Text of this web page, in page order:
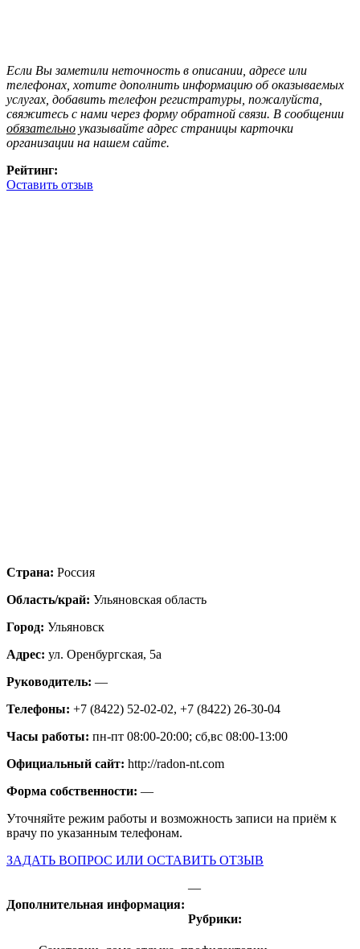
Если Вы заметили неточность в описании, адресе или
телефонах, хотите дополнить информацию об оказываемых
услугах, добавить телефон регистратуры, пожалуйста,
свяжитесь с нами через форму обратной связи. В сообщении
обязательно указывайте адрес страницы карточки
организации на нашем сайте.
Рейтинг:
Оставить отзыв
Страна: Россия
Область/край: Ульяновская область
Город: Ульяновск
Адрес: ул. Оренбургская, 5а
Руководитель: —
Телефоны: +7 (8422) 52-02-02, +7 (8422) 26-30-04
Часы работы: пн-пт 08:00-20:00; сб,вс 08:00-13:00
Официальный сайт: http://radon-nt.com
Форма собственности: —
Уточняйте режим работы и возможность записи на приём к
врачу по указанным телефонам.
ЗАДАТЬ ВОПРОС ИЛИ ОСТАВИТЬ ОТЗЫВ
Дополнительная информация:
—
Рубрики: